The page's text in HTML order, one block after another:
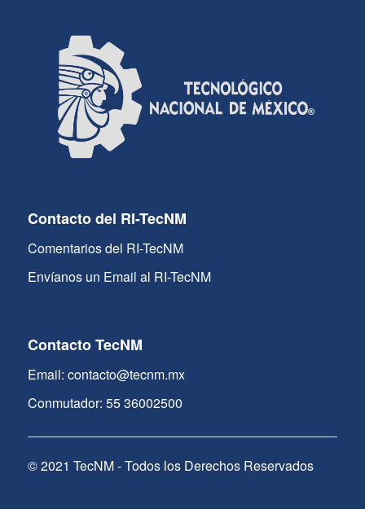
Contacto del RI-TecNM
Comentarios del RI-TecNM
Envíanos un Email al RI-TecNM
Contacto TecNM
Email: contacto@tecnm.mx
Conmutador: 55 36002500
© 2021 TecNM - Todos los Derechos Reservados